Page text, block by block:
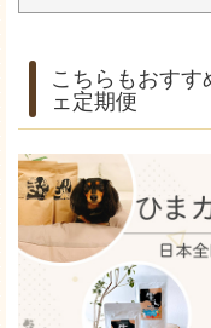
こちらもおす
ェ定期便